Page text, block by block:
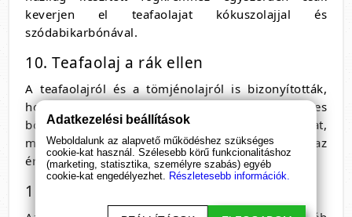
keverjen el teafaolajat kókuszolajjal és
szódabikarbónával.
10. Teafaolaj a rák ellen
A teafaolajról és a tömjénolajról is bizonyították,
hogy rákellenes hatásuk van. A természetellenes
bőrelváltozásokra keverjen el tömjénolajat,
málnamag olajat és teafaolajat, majd kenje rá az
érintett felületre naponta 3-szor.
11. Teafaolaj herpeszre
Adatkezelési beállítások
Weboldalunk az alapvető működéshez szükséges
cookie-kat használ. Szélesebb körű funkcionalitáshoz
(marketing, statisztika, személyre szabás) egyéb
cookie-kat engedélyezhet. Részletesebb információk.